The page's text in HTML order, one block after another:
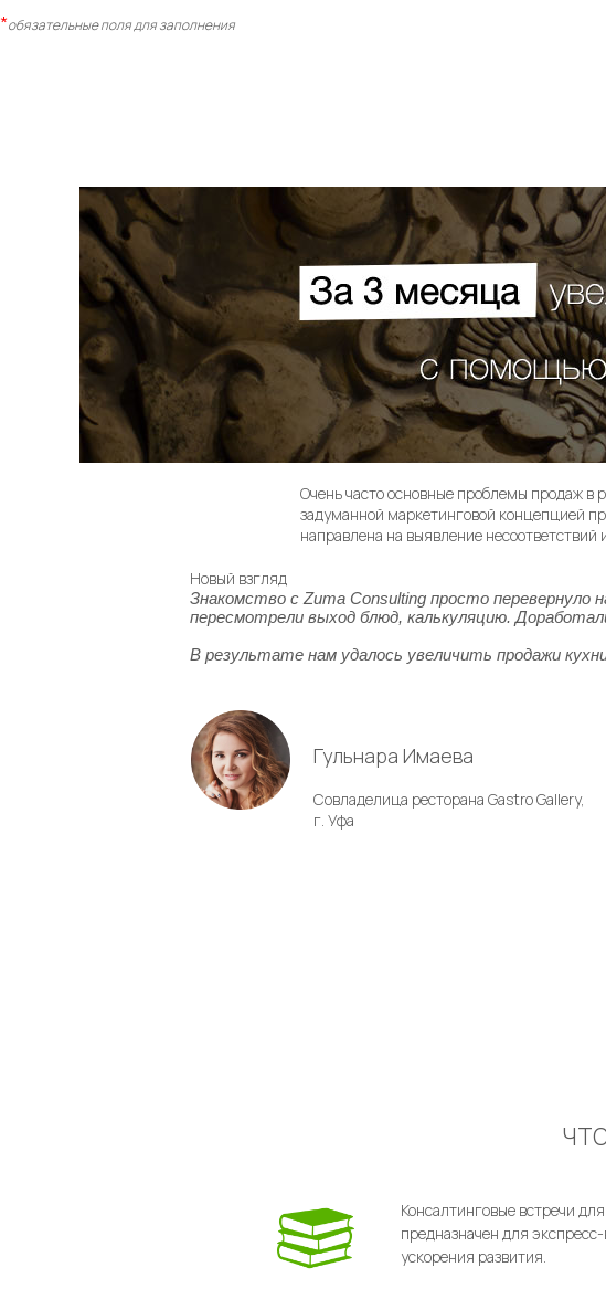
*обязательные поля для заполнения
Очень часто основные проблемы продаж в
задуманной маркетинговой концепцией
направлена на выявление
Новый взгляд
Знакомство с Zuma Consulting просто
пересмотрели выход блюд, калькуляцию.
В результате нам удалось увеличить продажи
Гульнара Имаева
Совладелица ресторана Gastro Gallery,
г. Уфа
Консалтинговые встречи
предназначен для
ускорения развития.